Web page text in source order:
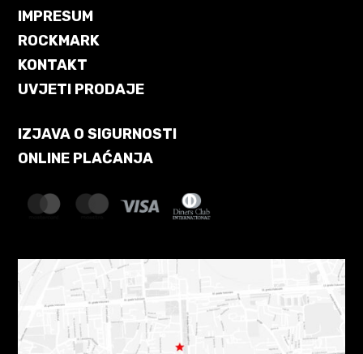
IMPRESUM
ROCKMARK
KONTAKT
UVJETI PRODAJE
IZJAVA O SIGURNOSTI
ONLINE PLAĆANJA